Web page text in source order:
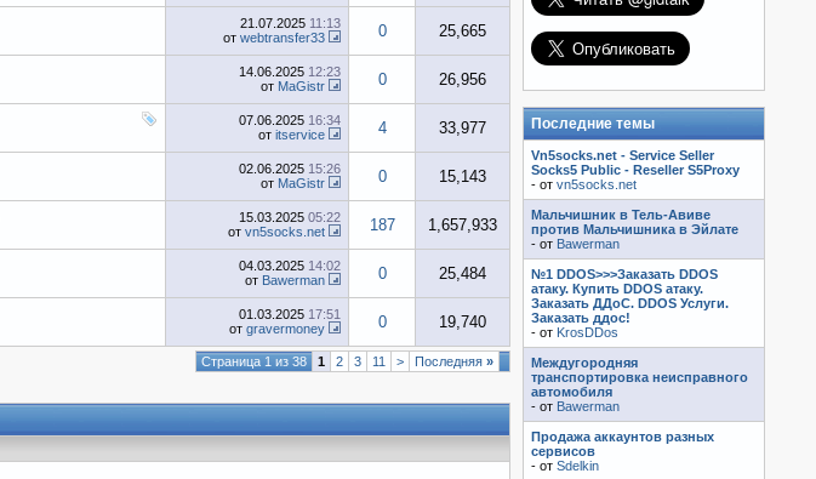
21.07.2025 11:13
от webtransfer33 0 25,665
14.06.2025 12:23
от MaGistr 0 26,956
07.06.2025 16:34
от itservice 4 33,977
02.06.2025 15:26
от MaGistr 0 15,143
15.03.2025 05:22
от vn5socks.net 187 1,657,933
04.03.2025 14:02
от Bawerman 0 25,484
01.03.2025 17:51
от gravermoney 0 19,740
Страница 1 из 38 1 2 3 11 > Последняя »
Последние темы
Vn5socks.net - Service Seller
Socks5 Public - Reseller S5Proxy
- от vn5socks.net
Мальчишник в Тель-Авиве
против Мальчишника в Эйлате
- от Bawerman
№1 DDOS>>>Заказать DDOS
атаку. Купить DDOS атаку.
Заказать ДДоС. DDOS Услуги.
Заказать ддос!
- от KrosDDos
Междугородняя
транспортировка неисправного
автомобиля
- от Bawerman
Продажа аккаунтов разных
сервисов
- от Sdelkin